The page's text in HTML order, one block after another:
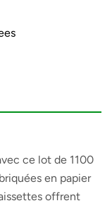
ce lot de 1100
en papier
offrent